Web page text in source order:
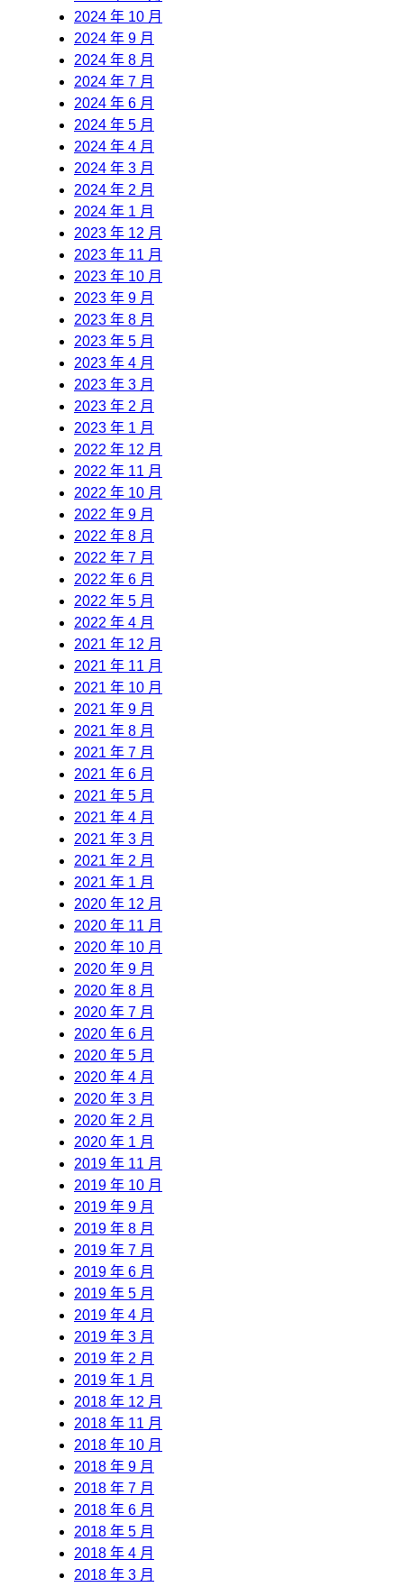
2024 年 10 月
2024 年 9 月
2024 年 8 月
2024 年 7 月
2024 年 6 月
2024 年 5 月
2024 年 4 月
2024 年 3 月
2024 年 2 月
2024 年 1 月
2023 年 12 月
2023 年 11 月
2023 年 10 月
2023 年 9 月
2023 年 8 月
2023 年 5 月
2023 年 4 月
2023 年 3 月
2023 年 2 月
2023 年 1 月
2022 年 12 月
2022 年 11 月
2022 年 10 月
2022 年 9 月
2022 年 8 月
2022 年 7 月
2022 年 6 月
2022 年 5 月
2022 年 4 月
2021 年 12 月
2021 年 11 月
2021 年 10 月
2021 年 9 月
2021 年 8 月
2021 年 7 月
2021 年 6 月
2021 年 5 月
2021 年 4 月
2021 年 3 月
2021 年 2 月
2021 年 1 月
2020 年 12 月
2020 年 11 月
2020 年 10 月
2020 年 9 月
2020 年 8 月
2020 年 7 月
2020 年 6 月
2020 年 5 月
2020 年 4 月
2020 年 3 月
2020 年 2 月
2020 年 1 月
2019 年 11 月
2019 年 10 月
2019 年 9 月
2019 年 8 月
2019 年 7 月
2019 年 6 月
2019 年 5 月
2019 年 4 月
2019 年 3 月
2019 年 2 月
2019 年 1 月
2018 年 12 月
2018 年 11 月
2018 年 10 月
2018 年 9 月
2018 年 7 月
2018 年 6 月
2018 年 5 月
2018 年 4 月
2018 年 3 月